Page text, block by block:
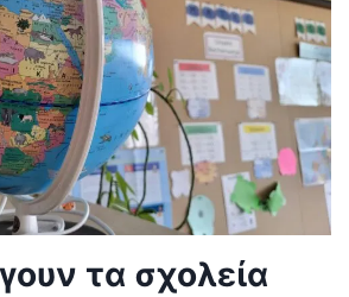
τα σχολεία